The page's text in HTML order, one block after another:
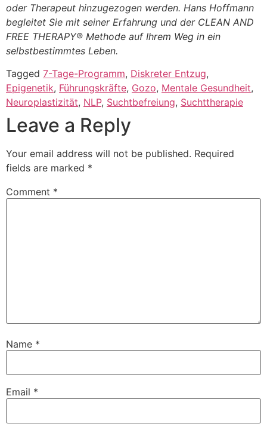
oder Therapeut hinzugezogen werden. Hans Hoffmann
begleitet Sie mit seiner Erfahrung und der CLEAN AND
FREE THERAPY® Methode auf Ihrem Weg in ein
selbstbestimmtes Leben.
Tagged 7-Tage-Programm, Diskreter Entzug,
Epigenetik, Führungskräfte, Gozo, Mentale Gesundheit,
Neuroplastizität, NLP, Suchtbefreiung, Suchttherapie
Leave a Reply
Your email address will not be published. Required
fields are marked *
Comment *
Name *
Email *